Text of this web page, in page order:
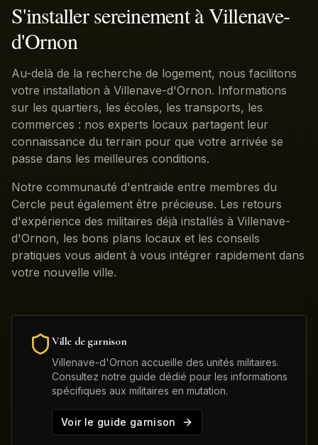
S'installer sereinement à Villenave-
d'Ornon
Au-delà de la recherche de logement, nous facilitons
votre installation à Villenave-d'Ornon. Informations
sur les quartiers, les écoles, les transports, les
commerces : nos experts locaux partagent leur
connaissance du terrain pour que votre arrivée se
passe dans les meilleures conditions.
Notre communauté d'entraide entre membres du
Cercle peut également être précieuse. Les retours
d'expérience des militaires déjà installés à Villenave-
d'Ornon, les bons plans locaux et les conseils
pratiques vous aident à vous intégrer rapidement dans
votre nouvelle ville.
Ville de garnison
Villenave-d'Ornon accueille des unités militaires.
Consultez notre guide dédié pour les informations
spécifiques aux militaires en mutation.
Voir le guide garnison